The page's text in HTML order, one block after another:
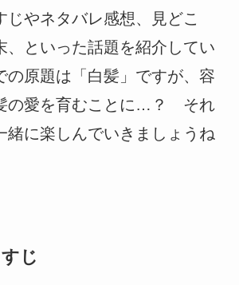
じやネタバレ感想、見どこ
、といった話題を紹介してい
の原題は「白髪」ですが、容
の愛を育むことに…？ それ
緒に楽しんでいきましょうね
じ